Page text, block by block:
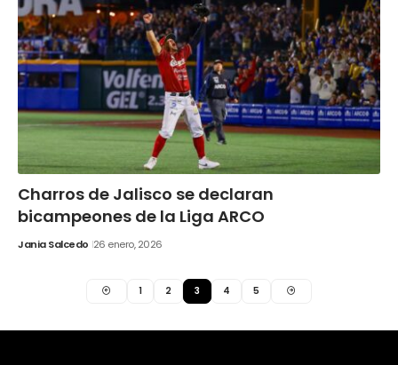
Charros de Jalisco se declaran
bicampeones de la Liga ARCO
Jania Salcedo 26 enero, 2026
1 2 3 4 5